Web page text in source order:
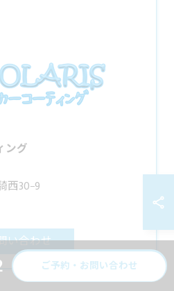
ング
西30−9
い合わせ
ご予約・お問い合わせ